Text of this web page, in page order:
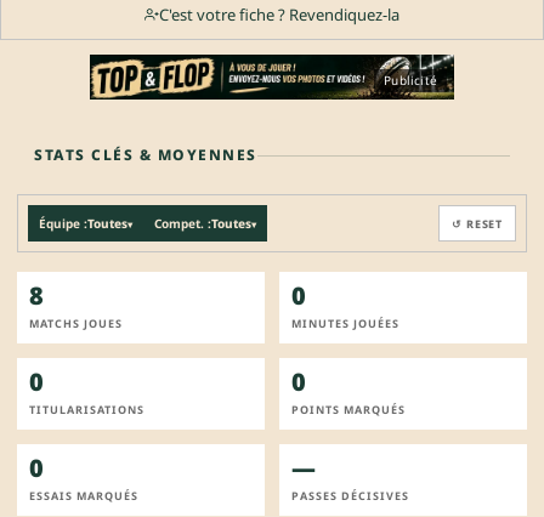
C'est votre fiche ? Revendiquez-la
Publicité
STATS CLÉS & MOYENNES
Équipe :Toutes▾ Compet. :Toutes▾ ↺ RESET
8
MATCHS JOUES
0
MINUTES JOUÉES
0
TITULARISATIONS
0
POINTS MARQUÉS
0
ESSAIS MARQUÉS
—
PASSES DÉCISIVES